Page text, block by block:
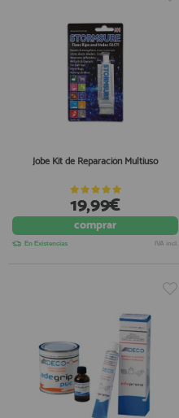
Jobe Kit de Reparación Multiuso
19,99€
comprar
En Existencias IVA incl.